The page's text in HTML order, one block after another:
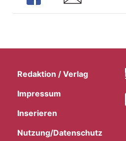
Redaktion / Verlag
Impressum
Inserieren
Nutzung/Datenschutz